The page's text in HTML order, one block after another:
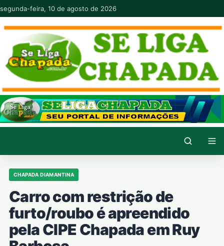
Pular para o conteúdo
segunda-feira, 10 de agosto de 2026
CHAPADA DIAMANTINA
Carro com restrição de
furto/roubo é apreendido
pela CIPE Chapada em Ruy